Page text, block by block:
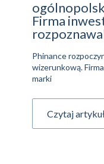
Firma
Phinance
wizerunkową.
marki
Czytaj